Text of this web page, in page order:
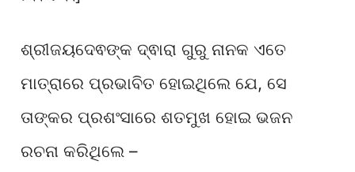
ଶ୍ରୀଜୟଦେଵଙ୍କ ଦ୍ଵାରା ଗୁରୁ ନାନକ ଏତେ
ମାତ୍ରାରେ ପ୍ରଭାବିତ ହୋଇଥିଲେ ଯେ, ସେ
ତାଙ୍କର ପ୍ରଶଂସାରେ ଶତମୁଖ ହୋଇ ଭଜନ
ରଚନା କରିଥିଲେ –